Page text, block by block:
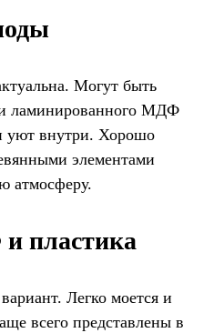
Могут быть
ламинированного МДФ
уют внутри. Хорошо
элементами
атмосферу.
пластика
Легко моется и
всего представлены в